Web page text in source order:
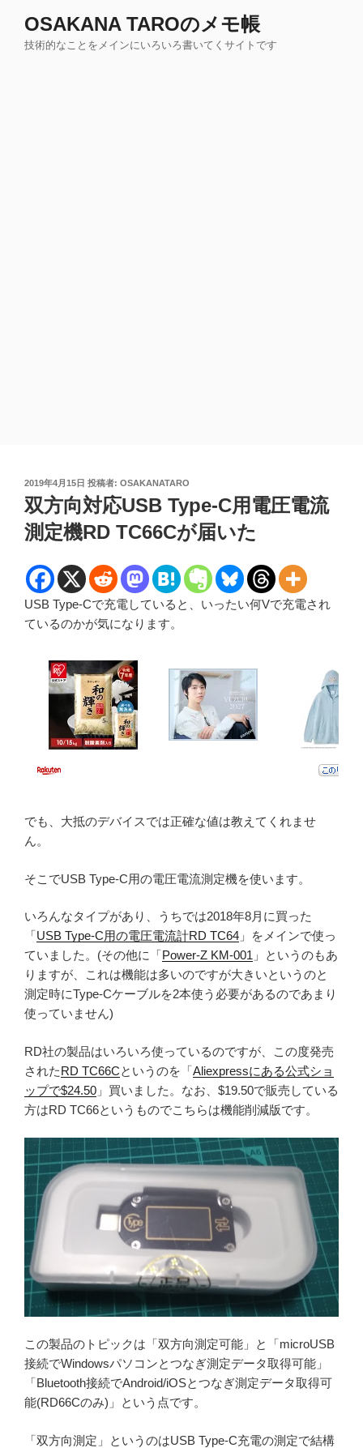
OSAKANA TAROのメモ帳
技術的なことをメインにいろいろ書いてくサイトです
投
稿
日:
2019年4月15日 投稿者: OSAKANATARO
双方向対応USB Type-C用電圧電流
測定機RD TC66Cが届いた
USB Type-Cで充電していると、いったい何Vで充電され
ているのかが気になります。
でも、大抵のデバイスでは正確な値は教えてくれませ
ん。
そこでUSB Type-C用の電圧電流測定機を使います。
いろんなタイプがあり、うちでは2018年8月に買った
「USB Type-C用の電圧電流計RD TC64 」をメインで使っ
ていました。(その他に「Power-Z KM-001 」というのもあ
りますが、これは機能は多いのですが大きいというのと
測定時にType-Cケーブルを2本使う必要があるのであまり
使っていません)
RD社の製品はいろいろ使っているのですが、この度発売
されたRD TC66Cというのを「Aliexpressにある公式ショ
ップで$24.50 」買いました。なお、$19.50で販売している
方はRD TC66というものでこちらは機能削減版です。
この製品のトピックは「双方向測定可能」と「microUSB
接続でWindowsパソコンとつなぎ測定データ取得可能」
「Bluetooth接続でAndroid/iOSとつなぎ測定データ取得可
能(RD66Cのみ)」という点です。
「双方向測定」というのはUSB Type-C充電の測定で結構